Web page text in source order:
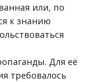
или, по
к знанию
Для её
требовалось